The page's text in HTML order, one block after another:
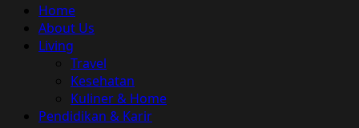
Primary
Menu
Home
About Us
Living
Travel
Kesehatan
Kuliner & Home
Pendidikan & Karir